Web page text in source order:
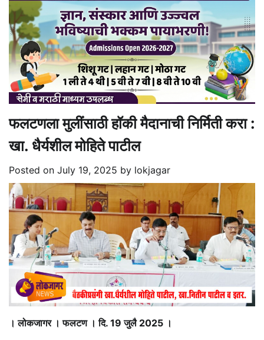
फलटणला मुलींसाठी हॉकी मैदानाची निर्मिती करा :
खा. धैर्यशील मोहिते पाटील
Posted on July 19, 2025 by lokjagar
। लोकजागर । फलटण । दि. 19 जुलै 2025 ।